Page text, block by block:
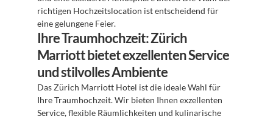
richtigen Hochzeitslocation ist entscheidend für
eine gelungene Feier.
Ihre Traumhochzeit: Zürich
Marriott bietet exzellenten Service
und stilvolles Ambiente
Das Zürich Marriott Hotel ist die ideale Wahl für
Ihre Traumhochzeit. Wir bieten Ihnen exzellenten
Service, flexible Räumlichkeiten und kulinarische